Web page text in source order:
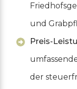
und
Preis-
der